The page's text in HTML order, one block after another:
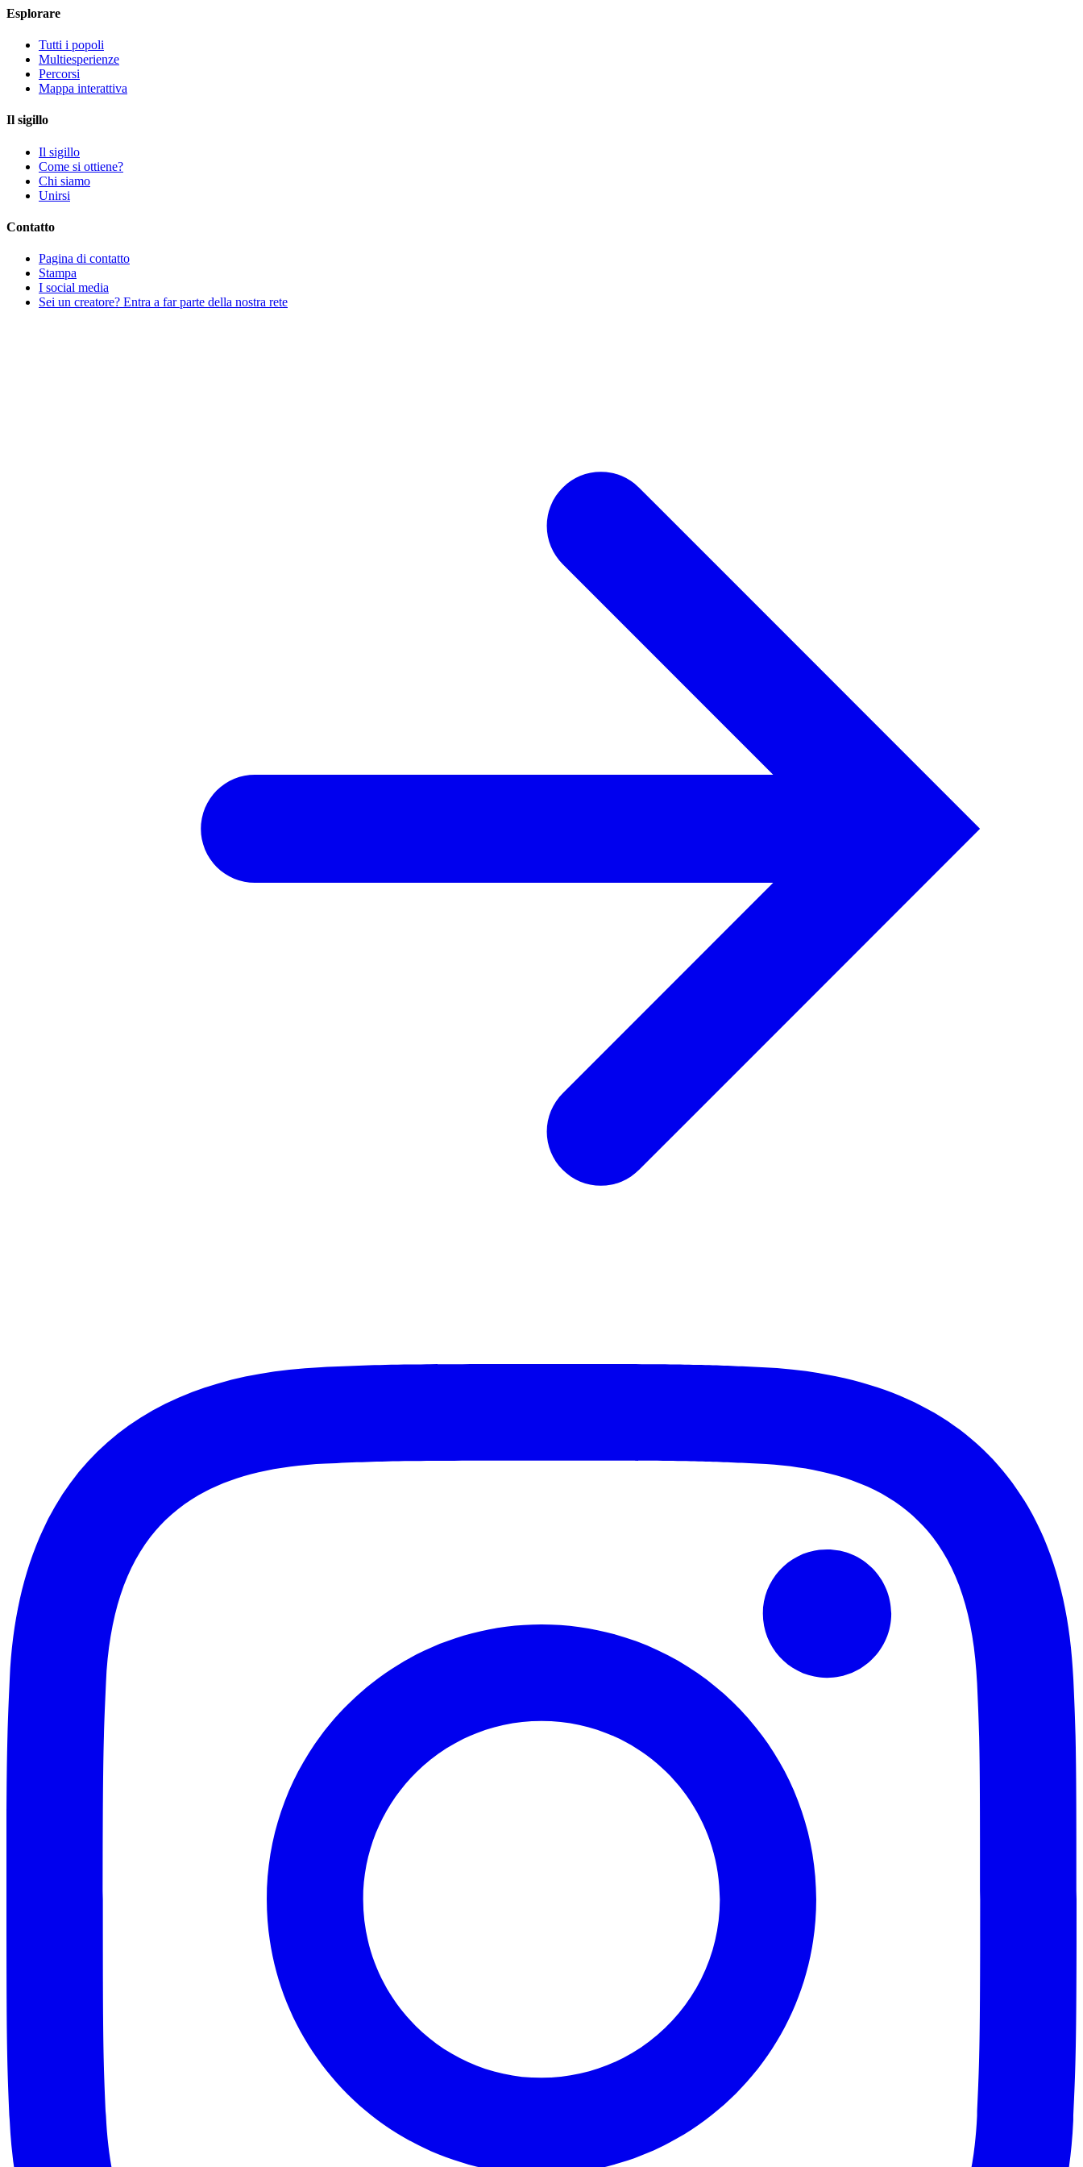
Esplorare
Tutti i popoli
Multiesperienze
Percorsi
Mappa interattiva
Il sigillo
Il sigillo
Come si ottiene?
Chi siamo
Unirsi
Contatto
Pagina di contatto
Stampa
I social media
Sei un creatore? Entra a far parte della nostra rete